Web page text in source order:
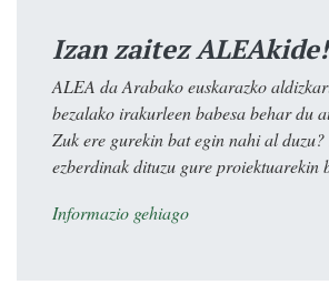
Izan zaitez ALEAkide!
ALEA da Arabako euskarazko
bezalako irakurleen babesa behar du
Zuk ere gurekin bat egin nahi al
ezberdinak dituzu gure proiektuarekin
Informazio gehiago